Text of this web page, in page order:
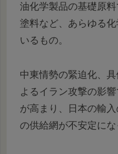
油化学製品の基礎原
塗料など、あらゆる
いるもの。
中東情勢の緊迫化、
よるイラン攻撃の影
が高まり、日本の輸
の供給網が不安定にな